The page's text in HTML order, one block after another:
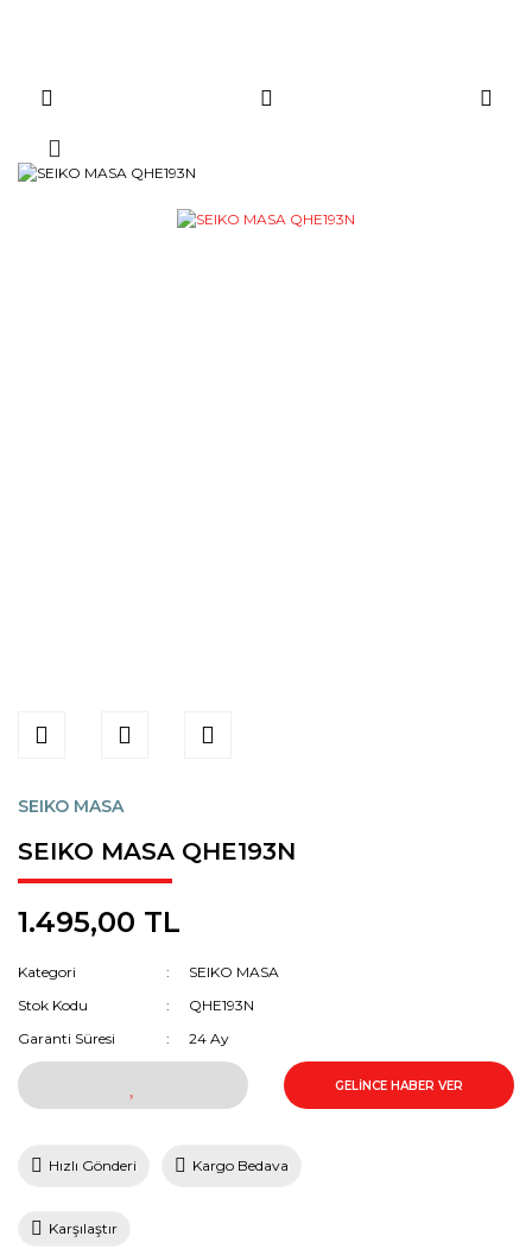
SEIKO MASA
SEIKO MASA QHE193N
1.495,00 TL
Kategori
SEIKO MASA
Stok Kodu
QHE193N
Garanti Süresi
24 Ay
GELİNCE HABER VER
Hızlı Gönderi Kargo Bedava
Karşılaştır